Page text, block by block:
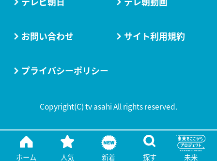
ホーム 人気 新着 探す 未来
お問い合わせ サイト利用規約
プライバシーポリシー
Copyright(C) tv asahi All rights reserved.